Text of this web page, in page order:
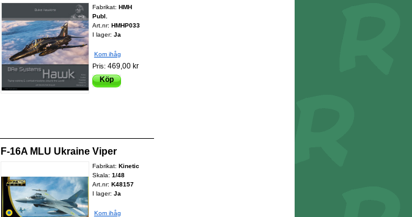
Fabrikat: HMH
Publ.
Art.nr: HMHP033
I lager: Ja
Kom ihåg
Pris: 469,00 kr
Köp
F-16A MLU Ukraine Viper
Fabrikat: Kinetic
Skala: 1/48
Art.nr: K48157
I lager: Ja
Kom ihåg